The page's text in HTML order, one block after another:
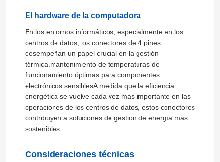
En casa
Productos
Sobre nosotros
El hardware de la computadora
En los entornos informáticos, especialmente en los
centros de datos, los conectores de 4 pines
desempeñan un papel crucial en la gestión
térmica.mantenimiento de temperaturas de
funcionamiento óptimas para componentes
electrónicos sensiblesA medida que la eficiencia
energética se vuelve cada vez más importante en las
operaciones de los centros de datos, estos conectores
contribuyen a soluciones de gestión de energía más
sostenibles.
Consideraciones técnicas